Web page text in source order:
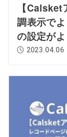
【
調表示で
の設定が
2023.04.06